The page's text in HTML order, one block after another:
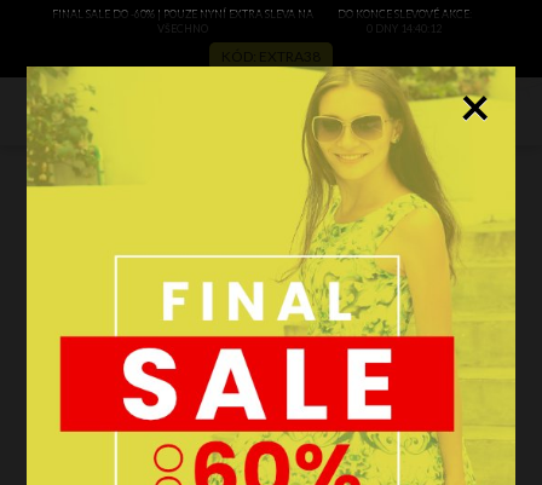
FINAL SALE DO -60% | POUZE NYNÍ EXTRA SLEVA NA
VŠECHNO
DO KONCE SLEVOVÉ AKCE:
0 DNY 14:40:10
0
filtrovat
Dámské kabelky podle vašich
AKCE
×